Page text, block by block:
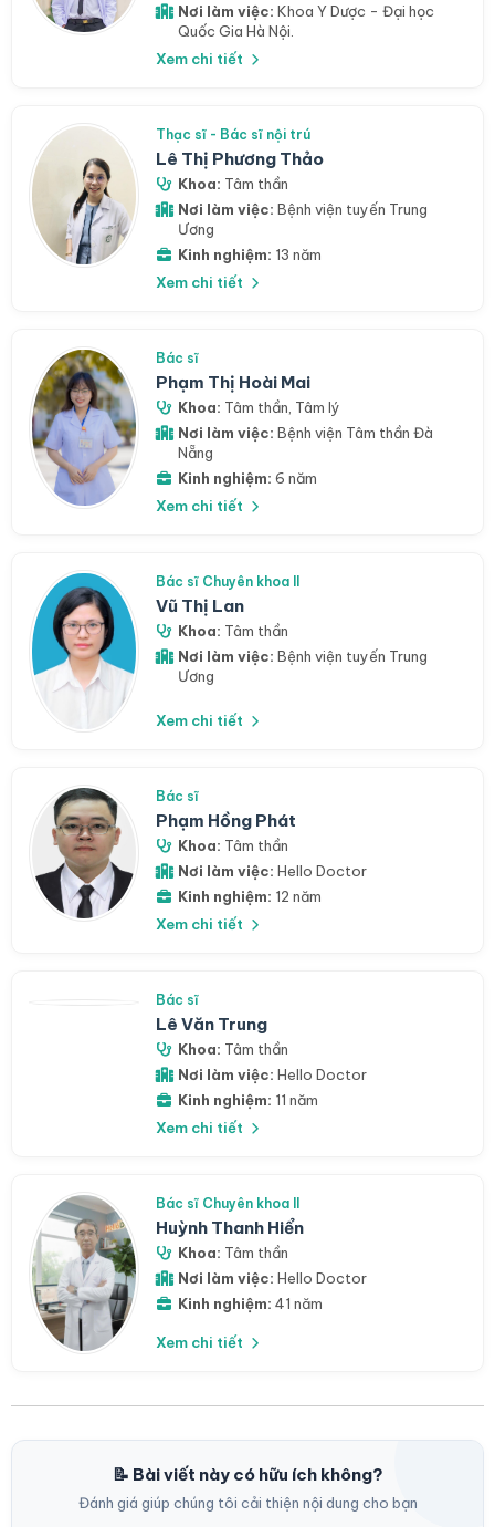
Nơi làm việc: Khoa Y Dược - Đại học
Quốc Gia Hà Nội.
Xem chi tiết
Thạc sĩ - Bác sĩ nội trú
Lê Thị Phương Thảo
Khoa: Tâm thần
Nơi làm việc: Bệnh viện tuyến Trung
Ương
Kinh nghiệm: 13 năm
Xem chi tiết
Bác sĩ
Phạm Thị Hoài Mai
Khoa: Tâm thần Tâm lý
Nơi làm việc: Bệnh viện Tâm thần Đà
Nẵng
Kinh nghiệm: 6 năm
Xem chi tiết
Bác sĩ Chuyên khoa II
Vũ Thị Lan
Khoa: Tâm thần
Nơi làm việc: Bệnh viện tuyến Trung
Ương
Xem chi tiết
Bác sĩ
Phạm Hồng Phát
Khoa: Tâm thần
Nơi làm việc: Hello Doctor
Kinh nghiệm: 12 năm
Xem chi tiết
Bác sĩ
Lê Văn Trung
Khoa: Tâm thần
Nơi làm việc: Hello Doctor
Kinh nghiệm: 11 năm
Xem chi tiết
Bác sĩ Chuyên khoa II
Huỳnh Thanh Hiển
Khoa: Tâm thần
Nơi làm việc: Hello Doctor
Kinh nghiệm: 41 năm
Xem chi tiết
📝 Bài viết này có hữu ích không?
Đánh giá giúp chúng tôi cải thiện nội dung cho bạn